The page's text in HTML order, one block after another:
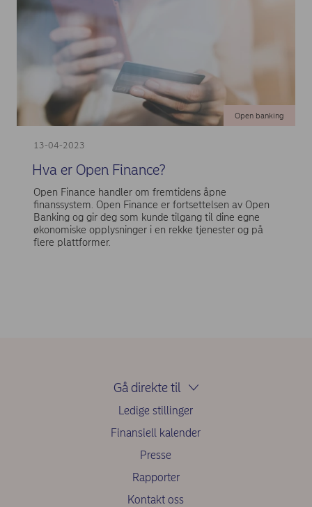
13-04-2023
Open banking
Hva er Open Finance?
Open Finance handler om fremtidens åpne
finanssystem. Open Finance er fortsettelsen av Open
Banking og gir deg som kunde tilgang til dine egne
økonomiske opplysninger i en rekke tjenester og på
flere plattformer.
Gå direkte til
Ledige stillinger
Finansiell kalender
Presse
Rapporter
Kontakt oss